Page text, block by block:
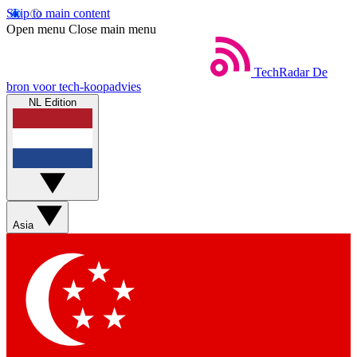
Skip to main content
Open menu Close main menu
TechRadar De
bron voor tech-koopadvies
NL Edition
Asia